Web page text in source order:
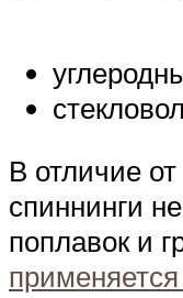
В отличие
спиннинги
поплавок и